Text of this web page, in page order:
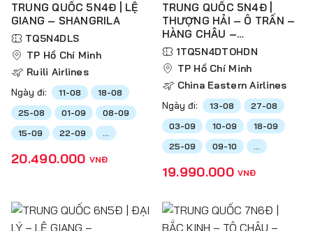
TRUNG QUỐC 5N4Đ | LỆ
GIANG – SHANGRILA
TQ5N4DLS
TP Hồ Chí Minh
Ruili Airlines
Ngày đi: 11-08
18-08
25-08
01-09
08-09
15-09
22-09 ...
20.490.000 VNĐ
TRUNG QUỐC 5N4Đ |
THƯỢNG HẢI – Ô TRẤN –
HÀNG CHÂU –
DISNEYLAND
1TQ5N4DTOHDN
TP Hồ Chí Minh
China Eastern Airlines
Ngày đi: 13-08
27-08
03-09
10-09
18-09
25-09
09-10 ...
19.990.000 VNĐ